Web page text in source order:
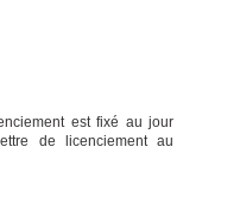
est fixé au jour
de licenciement au